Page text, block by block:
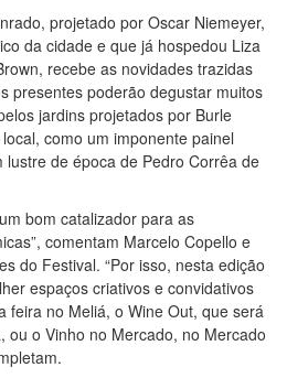
projetado por Oscar Niemeyer,
da cidade e que já hospedou Liza
recebe as novidades trazidas
presentes poderão degustar muitos
jardins projetados por Burle
como um imponente painel
de época de Pedro Corrêa de
bom catalizador para as
comentam Marcelo Copello e
do Festival. “Por isso, nesta edição
espaços criativos e convidativos
feira no Meliá, o Wine Out, que será
ou o Vinho no Mercado, no Mercado